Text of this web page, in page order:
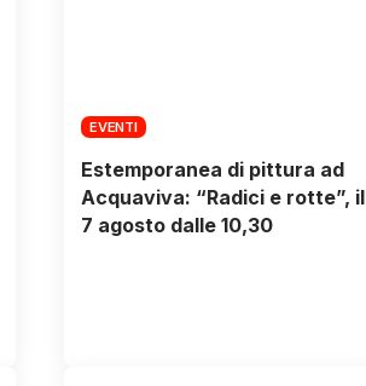
EVENTI
Estemporanea di pittura ad
Acquaviva: “Radici e rotte”, il
7 agosto dalle 10,30